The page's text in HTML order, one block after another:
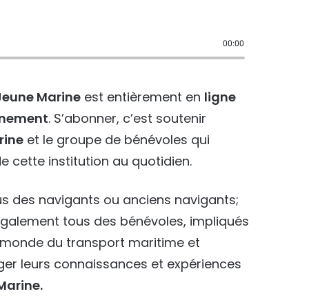
00:00
Marine est entièrement en ligne
. S’abonner, c’est soutenir
et le groupe de bénévoles qui
cette institution au quotidien.
des navigants ou anciens navigants;
tous des bénévoles, impliqués
du transport maritime et
leurs connaissances et expériences